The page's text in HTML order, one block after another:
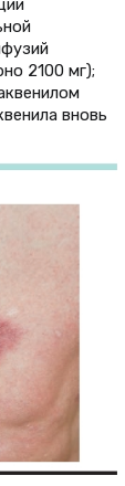
2100 мг);
вновь